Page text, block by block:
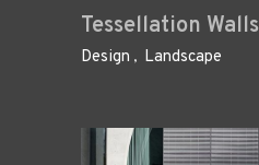
Tessellation Walls
Design Landscape